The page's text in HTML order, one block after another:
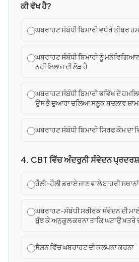
ਕੀ ਵੱਖ ਹੈ?
ਘਬਰਾਹਟ ਸੰਬੰਧੀ ਬਿਮਾਰੀ ਵਧੇਰੇ ਤੀਬਰ
ਘਬਰਾਹਟ ਸੰਬੰਧੀ ਬਿਮਾਰੀ ਨੂੰ
ਨਹੀਂ ਇਲਾਜ ਦੀ ਲੋੜ ਹੈ
ਘਬਰਾਹਟ ਸੰਬੰਧੀ ਬਿਮਾਰੀ ਭਵਿੱਖ ਦੇ
ਉਸ ਭੈ ਦੁਆਰਾ ਚਲਿਆ ਸਲੂਕ ਬਦਲਾਵ
ਘਬਰਾਹਟ ਸੰਬੰਧੀ ਬਿਮਾਰੀ ਸਿਰਫ ਕੌਮ ਦਾ
4. CBT ਵਿੱਚ ਅੰਦਰੁਨੀ ਸੰਵੇਦਨ
ਹੌਲੀ-ਹੌਲੀ ਡਰਾਏ ਜਾਣ ਵਾਲੇ ਬਾਹਰੀ
ਘਬਰਾਹਟ-ਸੰਬੰਧੀ ਸਰੀਰਕ ਸੰਵੇਦਨ ਦੀ
ਬੁੱਝ ਕੇ ਅਨੁਕੂਲ ਕਰਨਾ ਤਾਕਿ ਘਟਾਉ
ਸੈਸ਼ਨ ਵਿੱਚ ਘਬਰਾਹਟ ਦੀ ਕਲਪਨਾ ਕਰਨਾ